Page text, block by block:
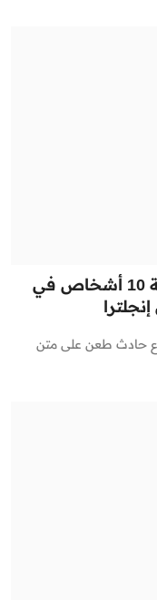
الشرطة البريطانية تعلن عن إصابة 10 أشخاص في
حادث طعن على متن